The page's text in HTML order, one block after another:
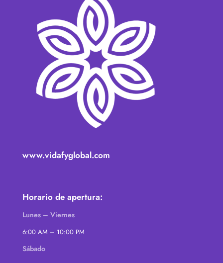
www.vidafyglobal.com
Horario de apertura:
Lunes – Viernes
6:00 AM – 10:00 PM
Sábado